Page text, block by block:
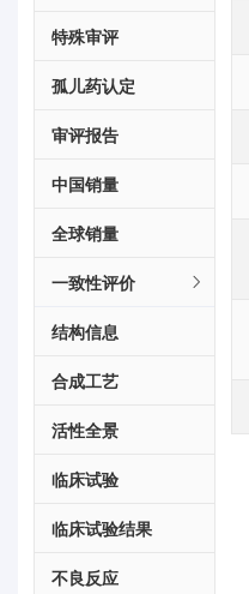
特殊审评
孤儿药认定
审评报告
中国销量
全球销量
一致性评价
结构信息
合成工艺
活性全景
临床试验
临床试验结果
不良反应